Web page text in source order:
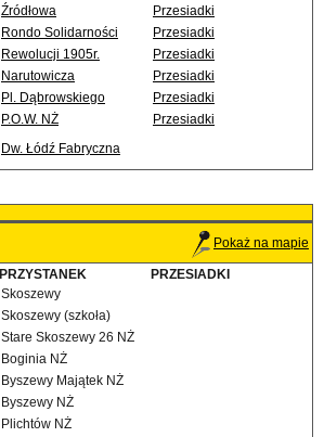
Źródłowa
Przesiadki
Rondo Solidarności
Przesiadki
Rewolucji 1905r.
Przesiadki
Narutowicza
Przesiadki
Pl. Dąbrowskiego
Przesiadki
P.O.W. NŻ
Przesiadki
Dw. Łódź Fabryczna
Pokaż na mapie
PRZYSTANEK
PRZESIADKI
Skoszewy
Skoszewy (szkoła)
Stare Skoszewy 26 NŻ
Boginia NŻ
Byszewy Majątek NŻ
Byszewy NŻ
Plichtów NŻ